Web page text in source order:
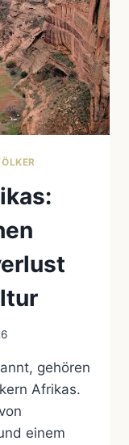
gehören
Afrikas.
einem